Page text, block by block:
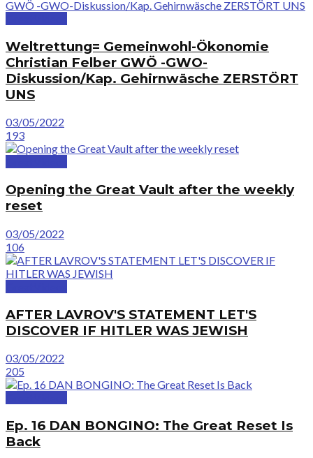
Weltrettung= Gemeinwohl-Ökonomie
Christian Felber GWÖ -GWO-
Diskussion/Kap. Gehirnwäsche ZERSTÖRT
UNS
03/05/2022
193
Opening the Great Vault after the weekly
reset
03/05/2022
106
AFTER LAVROV'S STATEMENT LET'S
DISCOVER IF HITLER WAS JEWISH
03/05/2022
205
Ep. 16 DAN BONGINO: The Great Reset Is
Back